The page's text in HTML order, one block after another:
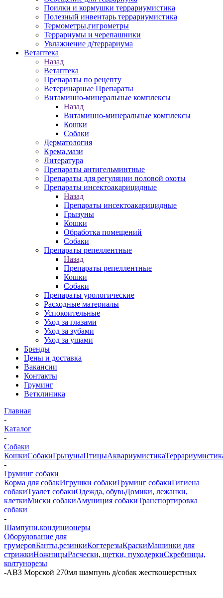
Поилки и кормушки террариумистика
Полезный инвентарь террариумистика
Термометры,гигрометры
Террариумы и черепашники
Увлажнение д/террариума
Ветаптека
Назад
Ветаптека
Препараты по рецепту
Ветеринарные Препараты
Витаминно-минеральные комплексы
Назад
Витаминно-минеральные комплексы
Кошки
Собаки
Дерматология
Крема,мази
Литература
Препараты антигельминтные
Препараты для регуляции половой охоты
Препараты инсектоакарицидные
Назад
Препараты инсектоакарицидные
Грызуны
Кошки
Обработка помещений
Собаки
Препараты репеллентные
Назад
Препараты репеллентные
Кошки
Собаки
Препараты урологические
Расходные материалы
Успокоительные
Уход за глазами
Уход за зубами
Уход за ушами
Бренды
Цены и доставка
Вакансии
Контакты
Груминг
Ветклиника
Главная
-
Каталог
-
Собаки
КошкиСобакиГрызуныПтицыАквариумистика
-
Груминг собаки
Корма для собакИгрушки собакиГруминг собакиГигиена
собакиТуалет собакиОдежда, обувьДомики, лежанки,
клеткиМиски собакиАмуниция собакиТранспортировка
собаки
-
Шампуни,кондиционеры
Оборудование для
грумеровБанты,резинкиКогтерезыКраскиМашинки для
стрижкиНожницыРасчески, щетки, пуходеркиСкребницы,
колтунорезы
-АВЗ Морской 270мл шампунь д/собак жесткошерстных